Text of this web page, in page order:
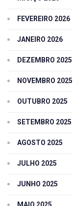
FEVEREIRO 2026
JANEIRO 2026
DEZEMBRO 2025
NOVEMBRO 2025
OUTUBRO 2025
SETEMBRO 2025
AGOSTO 2025
JULHO 2025
JUNHO 2025